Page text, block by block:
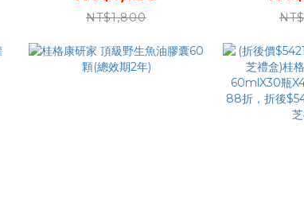
NT$1,800
飯:栗子雞